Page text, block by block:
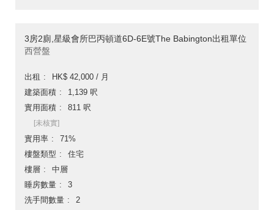
3房2廁,星級會所巴丙頓道6D-6E號The Babington出租單位
西營盤
出租
HK$ 42,000 / 月
建築面積
1,139 呎
實用面積
811 呎
[未核實]
實用率
71%
樓盤類型
住宅
樓層
中層
睡房數量
3
洗手間數量
2